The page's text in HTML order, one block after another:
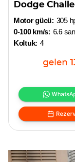
Dodge
Motor gücü: 305
0-100 km/s: 6.6
Koltuk: 4
gelen